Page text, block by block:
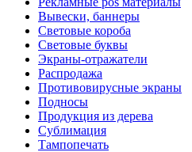
Вывески, баннеры
Световые короба
Световые буквы
Экраны-отражатели
Распродажа
Противовирусные экраны
Подносы
Продукция из дерева
Сублимация
Тампопечать